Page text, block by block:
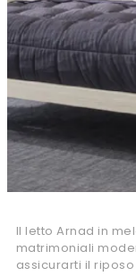
Il letto Arnad in
matrimoniali
assicurarti il